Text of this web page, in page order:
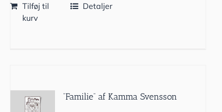
Tilføj til
kurv
Detaljer
”Familie” af Kamma Svensson